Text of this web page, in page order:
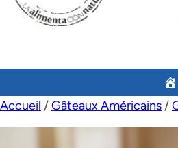
Accueil /Gâteaux Américains /